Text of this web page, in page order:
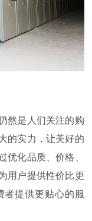
然是人们关注的购
的实力，让美好的
优化品质、价格、
用户提供性价比更
者提供更贴心的服